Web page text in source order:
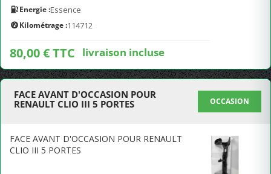
Energie :Essence
Kilométrage :114712
80,00 € TTC livraison incluse
FACE AVANT D'OCCASION POUR
RENAULT CLIO III 5 PORTES
OCCASION
FACE AVANT D'OCCASION POUR RENAULT
CLIO III 5 PORTES